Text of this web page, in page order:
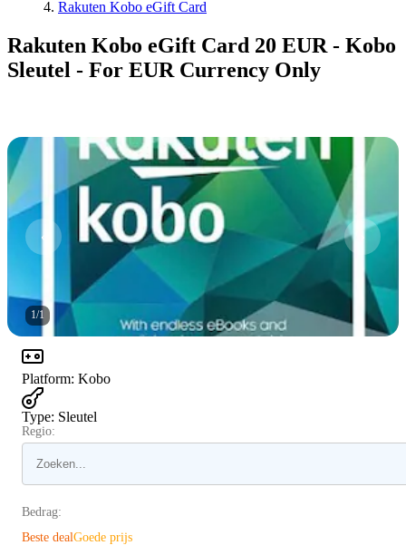
Rakuten Kobo eGift Card
Rakuten Kobo eGift Card 20 EUR - Kobo
Sleutel - For EUR Currency Only
1/1
Platform: Kobo
Type: Sleutel
Regio:
Bedrag:
Beste dealGoede prijs